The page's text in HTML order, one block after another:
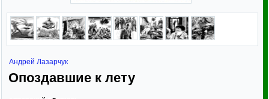
Андрей Лазарчук
Опоздавшие к лету